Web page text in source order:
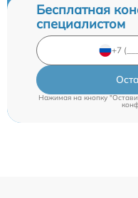
Бесплатная
специалистом
Нажимая на кнопку